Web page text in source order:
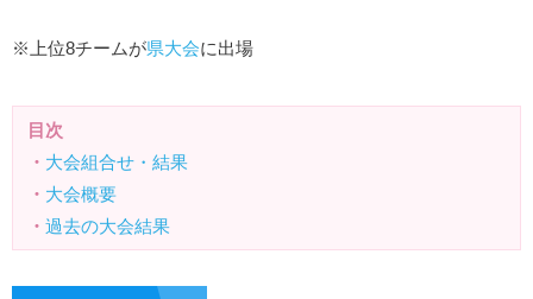
※上位8チームが県大会に出場
目次
・ 大会組合せ・結果
・ 大会概要
・ 過去の大会結果